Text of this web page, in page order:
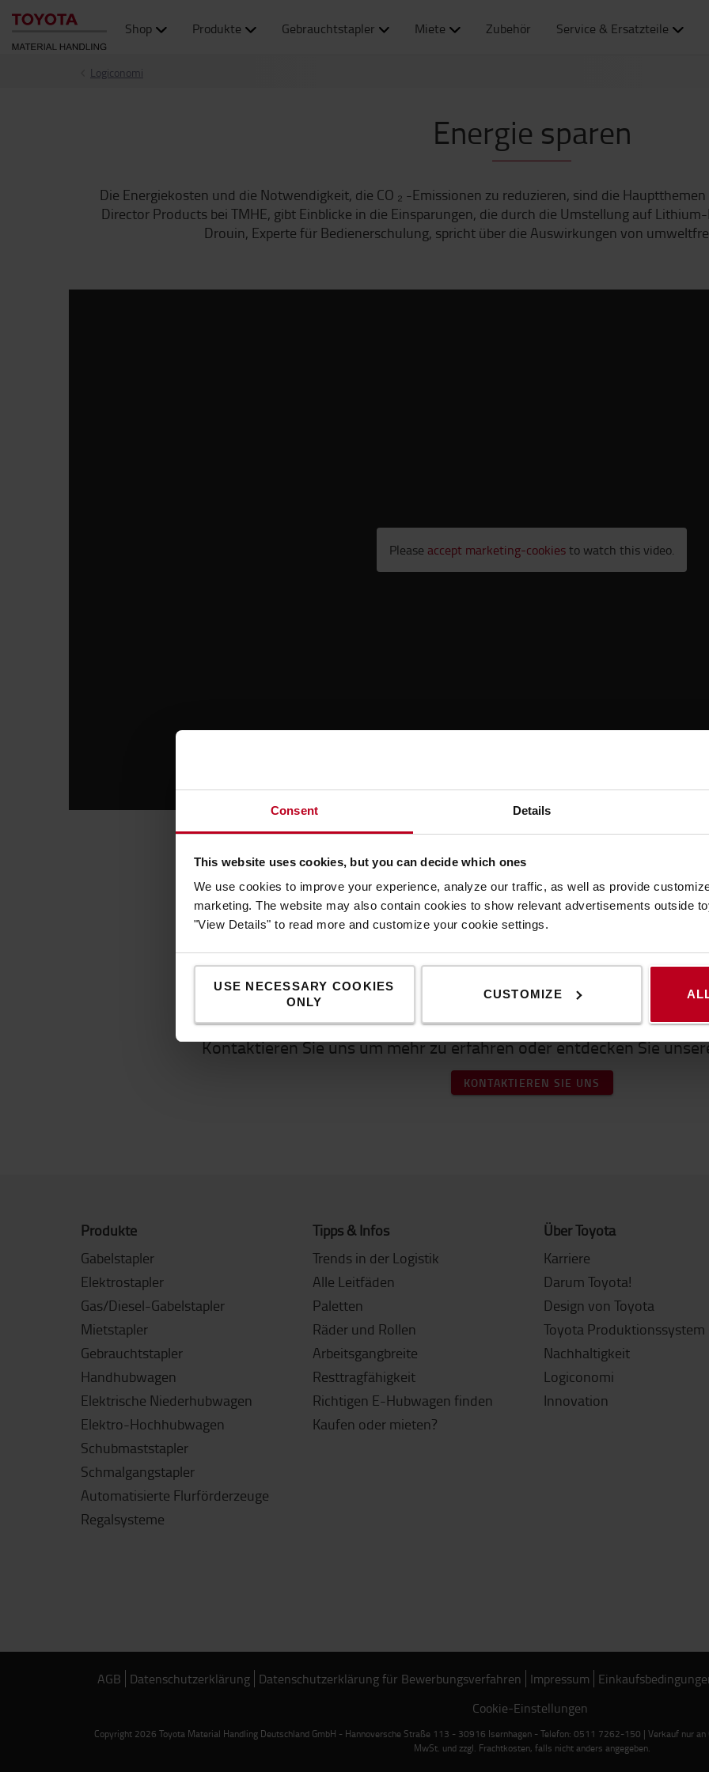
Consent Details
This website uses cookies, but you can decide which ones
We use cookies to improve your experience, analyze our traffic, as well as provide
marketing. The website may also contain cookies to show relevant advertisements outside
"View Details" to read more and customize your cookie settings.
USE NECESSARY COOKIES
ONLY
CUSTOMIZE
Shop Produkte Gebrauchtstapler Miete Zubehör Service & Ersatzteile
Logiconomi
Energie sparen
Die Energiekosten und die Notwendigkeit, die CO ₂ -Emissionen zu reduzieren, sind die
Director Products bei TMHE, gibt Einblicke in die Einsparungen, die durch die Umstellung auf
Drouin, Experte für Bedienerschulung, spricht über die Auswirkungen von
Please accept marketing-cookiesto watch this video.
Logiconomi TV: Energie sparen
Die Folge behandelt die Themen Energiekosten und CO₂-
Einsparungen durch den Wechsel zu Lithium-Ionen-Batterien auf,
Ihr Interesse ist geweckt?
Kontaktieren Sie uns um mehr zu erfahren oder entdecken Sie
KONTAKTIEREN SIE UNS
Produkte
Gabelstapler
Elektrostapler
Gas/Diesel-Gabelstapler
Mietstapler
Gebrauchtstapler
Handhubwagen
Elektrische Niederhubwagen
Elektro-Hochhubwagen
Schubmaststapler
Schmalgangstapler
Automatisierte Flurförderzeuge
Regalsysteme
Tipps & Infos
Trends in der Logistik
Alle Leitfäden
Paletten
Räder und Rollen
Arbeitsgangbreite
Resttragfähigkeit
Richtigen E-Hubwagen finden
Kaufen oder mieten?
Über Toyota
Karriere
Darum Toyota!
Design von Toyota
Toyota Produktionssystem
Nachhaltigkeit
Logiconomi
Innovation
AGB Datenschutzerklärung Datenschutzerklärung für Bewerbungsverfahren Impressum
Cookie-Einstellungen
Copyright 2026 Toyota Material Handling Deutschland GmbH - Hannoversche Straße 113 - 30916 Isernhagen - Telefon: 0511 7262-150 | Verkauf nur
MwSt. und zzgl. Frachtkosten, falls nicht anders angegeben.